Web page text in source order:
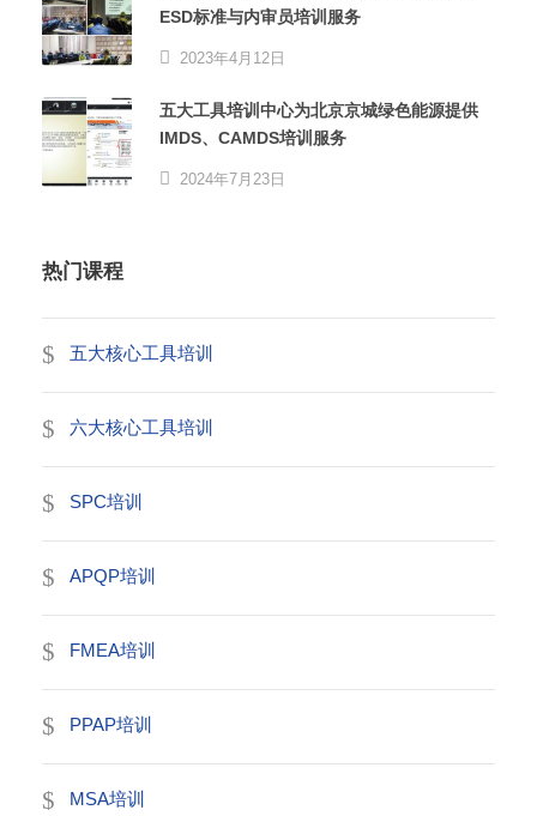
ESD标准与内审员培训服务
2023年4月12日
五大工具培训中心为北京京城绿色能源提供
IMDS、CAMDS培训服务
2024年7月23日
热门课程
五大核心工具培训
六大核心工具培训
SPC培训
APQP培训
FMEA培训
PPAP培训
MSA培训